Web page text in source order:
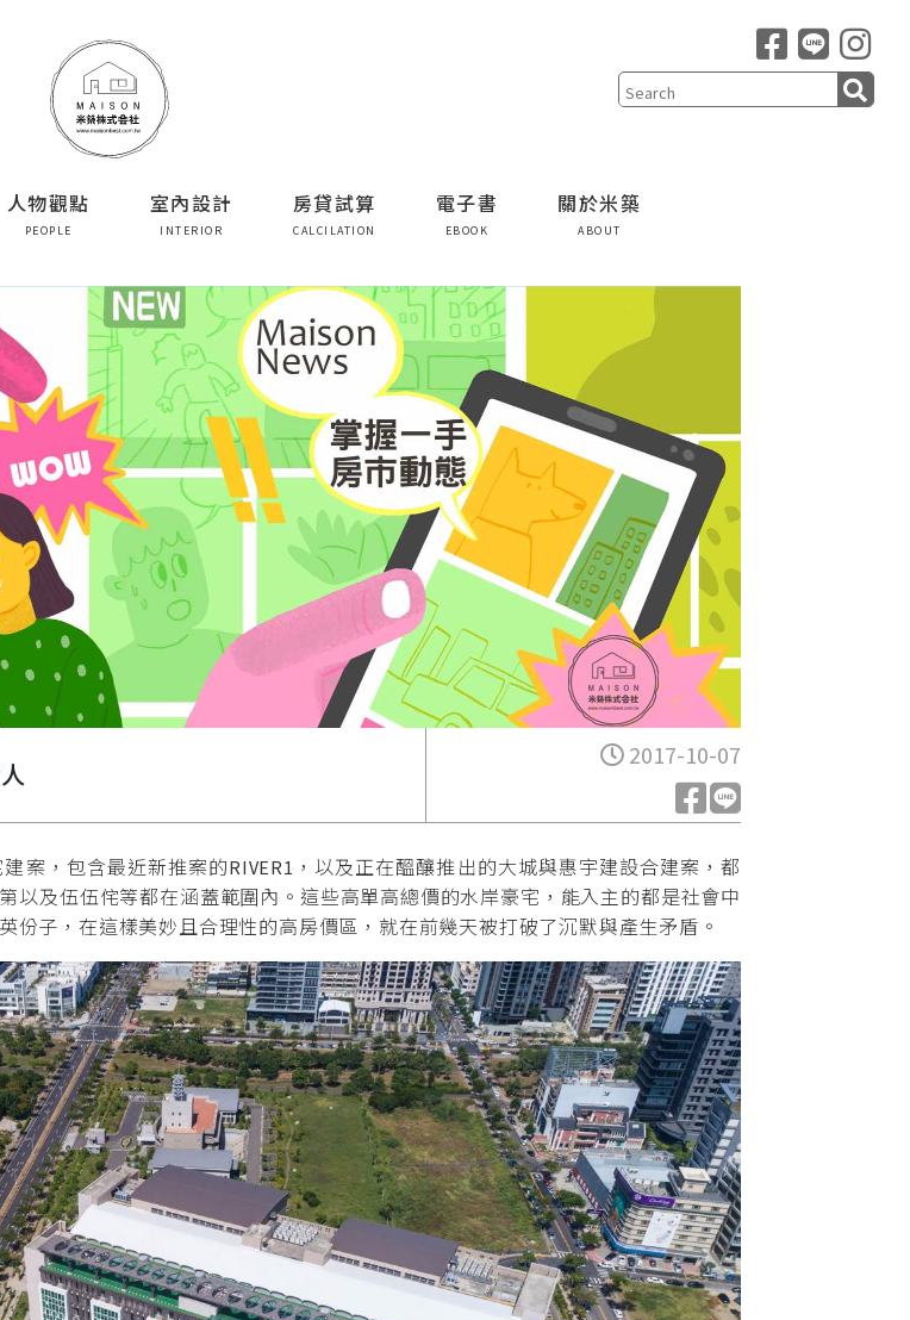
人物觀點
PEOPLE
室內設計
INTERIOR
房貸試算
CALCILATION
電子書
EBOOK
關於米築
ABOUT
2017-10-07
案，包含最近新推案的RIVER1，以及正在醞釀推出的大城與惠宇建設合建案，都
以及伍伍侘等都在涵蓋範圍內。這些高單高總價的水岸豪宅，能入主的都是社會中
子，在這樣美妙且合理性的高房價區，就在前幾天被打破了沉默與產生矛盾。